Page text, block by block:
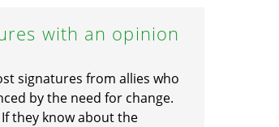
with an opinion
signatures from allies who
by the need for change.
they know about the